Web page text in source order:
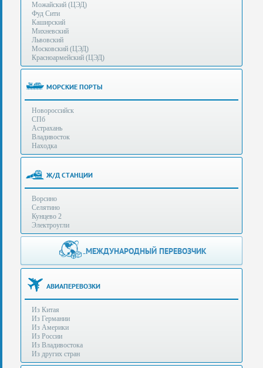
рекомендует
Таможенные
процедуры
(особенности):
Полезная
информация
Стоимость
услуг
Контакты
Заказать
звонок
Сделать
запрос
Многоканальный
телефон:
(495)
788-
Бесплатные
Дополнительные
+7 (929) 575-
96-62
+7 (925) 104-
15-94
e-mail:info@s-standard.ru
Можайский (ЦЭД)
Фуд Сити
Каширский
Михневский
Львовский
Московский (ЦЭД)
Красноармейский (ЦЭД)
МОРСКИЕ ПОРТЫ
Новороссийск
СПб
Астрахань
Владивосток
Находка
Ж/Д СТАНЦИИ
Ворсино
Селятино
Кунцево 2
Электроугли
МЕЖДУНАРОДНЫЙ ПЕРЕВОЗЧИК
АВИАПЕРЕВОЗКИ
Из Китая
Из Германии
Из Америки
Из России
Из Владивостока
Из других стран